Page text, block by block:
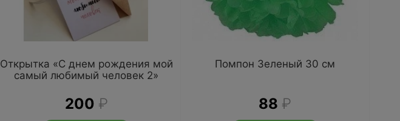
Открытка «С днем рождения мой
самый любимый человек 2»
200 ₽
Помпон Зеленый 30 см
88 ₽